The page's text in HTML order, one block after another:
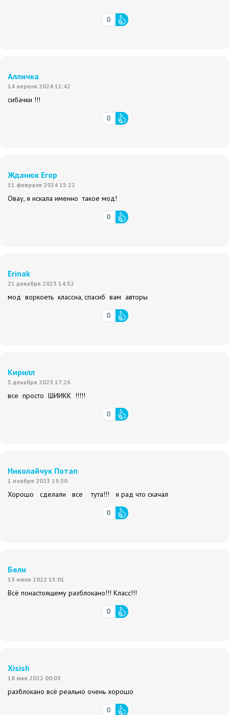
0
Алличка
14 апреля 2024 11:42
сибачки !!!
0
Жданюк Егор
11 февраля 2024 15:22
Овау, я искала именно такое мод!
0
Erinak
21 декабря 2023 14:52
мод воркоеть классна, спасиб вам авторы
0
Кирилл
5 декабря 2023 17:26
все просто ШИИКК !!!!!
0
Николайчук Потап
1 ноября 2023 19:30
Хорошо сделали все тута!!! я рад что скачал
0
Бели
13 июля 2022 15:01
Всё понастоящему разблокано!!! Класс!!!
0
Xisish
18 мая 2022 00:03
разблокано всё реально очень хорошо
0